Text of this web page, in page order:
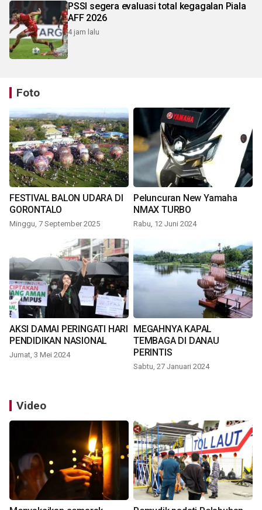
PSSI segera evaluasi total kegagalan Piala
AFF 2026
4 jam lalu
Foto
FESTIVAL BALON UDARA DI
GORONTALO
Minggu, 7 September 2025
Peluncuran New Yamaha
NMAX TURBO
Rabu, 12 Juni 2024
AKSI DAMAI PERINGATI HARI
PENDIDIKAN NASIONAL
Jumat, 3 Mei 2024
MEGAHNYA KAPAL
TEMBAGA DI DANAU
PERINTIS
Sabtu, 27 Januari 2024
Video